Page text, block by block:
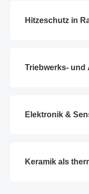
Hitzeschutz in
Triebwerks-
Elektronik &
Keramik als